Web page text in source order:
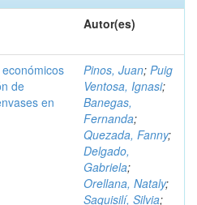
Autor(es)
de
en
Pinos, Juan; Puig
Ventosa, Ignasi;
Banegas,
Fernanda;
Quezada, Fanny;
Delgado,
Gabriela;
Orellana, Nataly;
Saquisilí, Silvia;